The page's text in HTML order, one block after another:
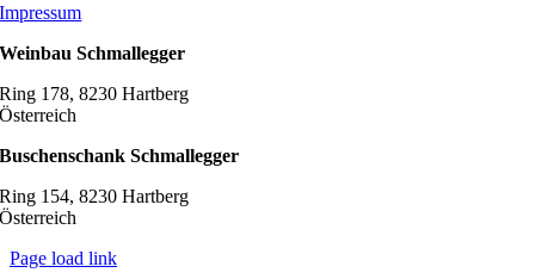
Impressum
Weinbau Schmallegger
Ring 178, 8230 Hartberg
Österreich
Buschenschank Schmallegger
Ring 154, 8230 Hartberg
Österreich
Page load link